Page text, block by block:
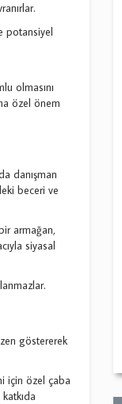
potansiyel
olmasını
özel önem
danışman
beceri ve
armağan,
siyasal
göstererek
için özel çaba